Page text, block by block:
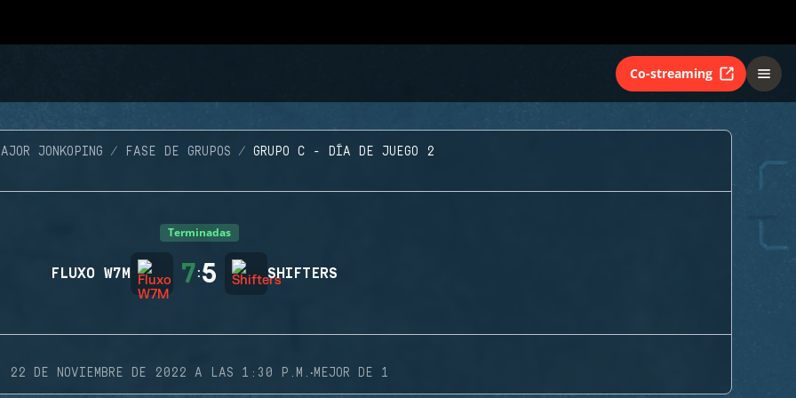
Co-streaming
JONKOPING FASE DE GRUPOS GRUPO C - DÍA DE JUEGO 2
Terminadas
FLUXO W7M 7:5 SHIFTERS
22 DE NOVIEMBRE DE 2022 A LAS 1:30 P.M. ·MEJOR DE 1